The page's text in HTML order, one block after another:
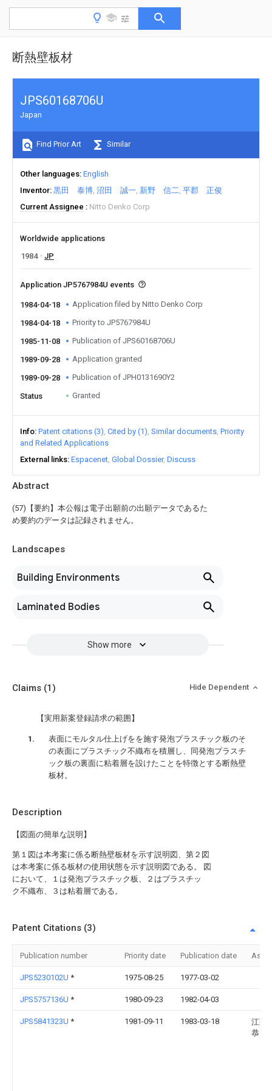
断熱壁板材
Abstract
(57)【要約】本公報は電子出願前の出願データであるた
め要約のデータは記録されません。
Landscapes
Building Environments
Laminated Bodies
Show more
JPS60168706U
Japan
Find Prior Art Similar
Other languages English
Inventor 黒田 泰博 沼田 誠一 新野 信二 平郡 正俊
Current Assignee
Nitto Denko Corp
Worldwide applications
1984
JP
Application JP5767984U events
1984-04-18 Application filed by Nitto Denko Corp
1984-04-18 Priority to JP5767984U
1985-11-08 Publication of JPS60168706U
1989-09-28 Application granted
1989-09-28 Publication of JPH0131690Y2
Status Granted
Info Patent citations (3) Cited by (1) Similar documents Priority
and Related Applications
External links Espacenet Global Dossier Discuss
Description
【図面の簡単な説明】
第１図は本考案に係る断熱壁板材を示す説明図、第２図
は本考案に係る板材の使用状態を示す説明図である。 図
において、１は発泡プラスチック板、２はプラスチッ
ク不織布、３は粘着層である。
Claims (1) Hide Dependent
【実用新案登録請求の範囲】
表面にモルタル仕上げをを施す発泡プラスチック板のそ
の表面にプラスチック不織布を積層し、同発泡プラスチ
ック板の裏面に粘着層を設けたことを特徴とする断熱壁
板材。
Patent Citations (3)
Publication number Priority date Publication date
JPS5230102U * 1975-08-25 1977-03-02
JPS5757136U * 1980-09-23 1982-04-03
JPS5841323U * 1981-09-11 1983-03-18
江
恭